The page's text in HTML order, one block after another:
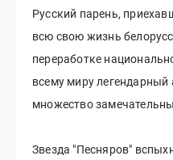
Русский парень,
всю свою жизнь
переработке
всему миру
множество
Звезда "Песняров"